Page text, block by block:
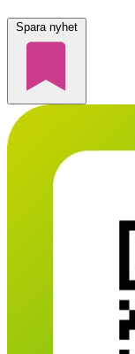
Spara nyhet